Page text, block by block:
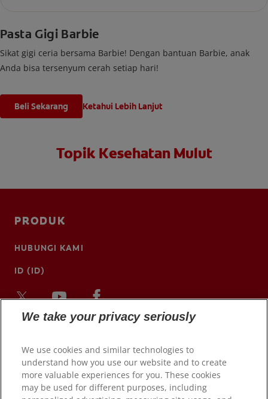
Pasta Gigi Barbie
Sikat gigi ceria bersama Barbie! Dengan bantuan Barbie, anak
Anda bisa tersenyum cerah setiap hari!
Beli Sekarang Ketahui Lebih Lanjut
Topik Kesehatan Mulut
PRODUK
HUBUNGI KAMI
ID (ID)
We take your privacy seriously
We use cookies and similar technologies to
understand how you use our website and to create
more valuable experiences for you. These cookies
may be used for different purposes, including